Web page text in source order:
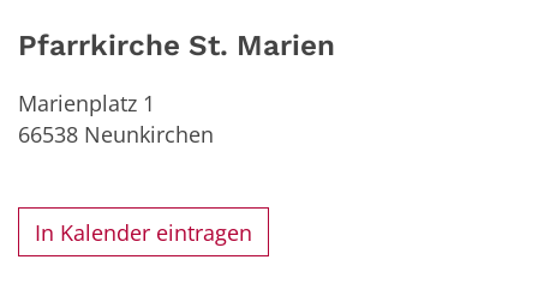
Pfarrkirche St. Marien
Marienplatz 1
66538 Neunkirchen
In Kalender eintragen